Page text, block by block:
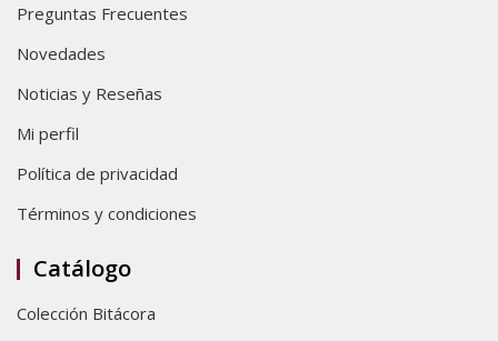
Preguntas Frecuentes
Novedades
Noticias y Reseñas
Mi perfil
Política de privacidad
Términos y condiciones
Catálogo
Colección Bitácora